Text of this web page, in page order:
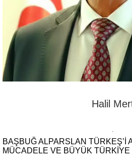
Halil
BAŞBUĞ ALPARSLAN TÜRKEŞ’İ
MÜCADELE VE BÜYÜK